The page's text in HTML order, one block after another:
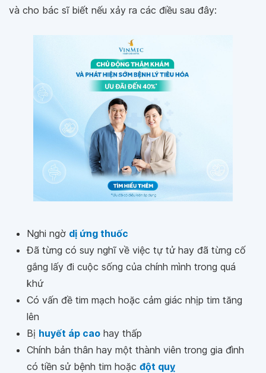
và cho bác sĩ biết nếu xảy ra các điều sau đây:
Nghi ngờ dị ứng thuốc
Đã từng có suy nghĩ về việc tự tử hay đã từng cố
gắng lấy đi cuộc sống của chính mình trong quá
khứ
Có vấn đề tim mạch hoặc cảm giác nhịp tim tăng
lên
Bị huyết áp cao hay thấp
Chính bản thân hay một thành viên trong gia đình
có tiền sử bệnh tim hoặc đột quỵ